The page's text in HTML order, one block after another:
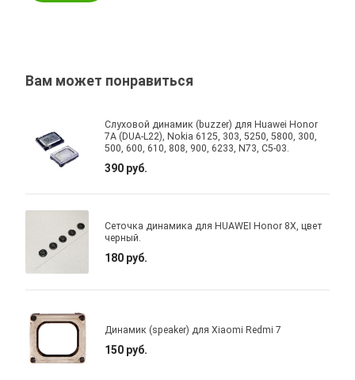
Вам может понравиться
Слуховой динамик (buzzer) для Huawei Honor
7A (DUA-L22), Nokia 6125, 303, 5250, 5800, 300,
500, 600, 610, 808, 900, 6233, N73, C5-03.
390 руб.
Сеточка динамика для HUAWEI Honor 8X, цвет
черный.
180 руб.
Динамик (speaker) для Xiaomi Redmi 7
150 руб.